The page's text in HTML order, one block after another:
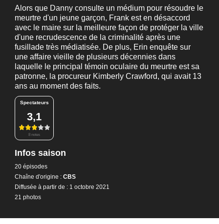
Alors que Danny consulte un médium pour résoudre le
meurtre d'un jeune garçon, Frank est en désaccord
avec le maire sur la meilleure façon de protéger la ville
d'une recrudescence de la criminalité après une
fusillade très médiatisée. De plus, Erin enquête sur
une affaire vieille de plusieurs décennies dans
laquelle le principal témoin oculaire du meurtre est sa
patronne, la procureur Kimberly Crawford, qui avait 13
ans au moment des faits.
Spectateurs
3,1
8 notes
Infos saison
20 épisodes
Chaîne d'origine : CBS
Diffusée à partir de : 1 octobre 2021
21 photos